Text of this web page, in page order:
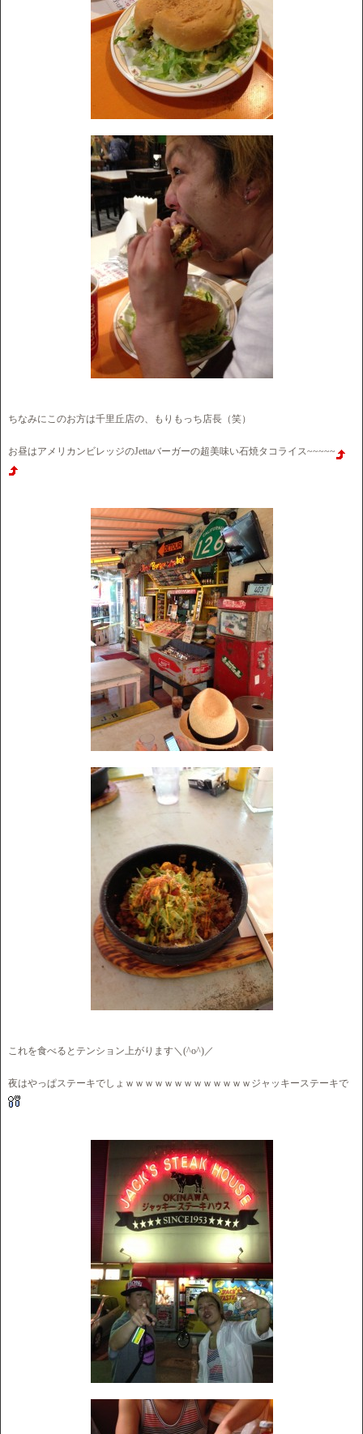
ちなみにこのお方は千里丘店の、もりもっち店長（笑）
お昼はアメリカンビレッジのJettaバーガーの超美味い石焼タコライス~~~~~
これを食べるとテンション上がります＼(^o^)／
夜はやっぱステーキでしょｗｗｗｗｗｗｗｗｗｗｗｗｗジャッキーステーキで